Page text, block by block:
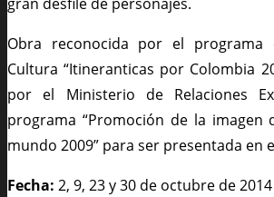
Obra reconocida por el programa
Cultura “Itineranticas por Colombia
por el Ministerio de Relaciones
programa “Promoción de la imagen
mundo 2009” para ser presentada en
Fecha: 2, 9, 23 y 30 de octubre de2014